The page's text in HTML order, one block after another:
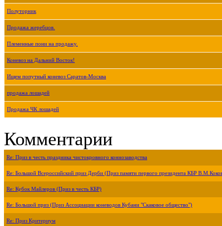
Полуторник
Продажа жеребцов.
Племенные пони на продажу.
Коневоз на Дальний Восток!
Ищем попутный коневоз Саратов-Москва
продажа лошадей
Продажа ЧК лошадей
Комментарии
Re: Приз в честь праздника чистокровного коннозаводства
Re: Большой Всероссийский приз Дерби (Приз памяти первого президента КБР
Re: Кубок Майлеров (Приз в честь КБР)
Re: Большой приз (Приз Ассоциации коневодов Кубани "Скаковое общество")
Re: Приз Критериум